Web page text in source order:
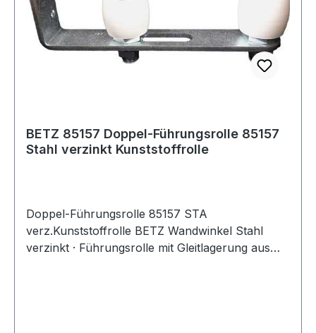
BETZ 85157 Doppel-Führungsrolle 85157
Stahl verzinkt Kunststoffrolle
Doppel-Führungsrolle 85157 STA
verz.Kunststoffrolle BETZ Wandwinkel Stahl
verzinkt · Führungsrolle mit Gleitlagerung aus